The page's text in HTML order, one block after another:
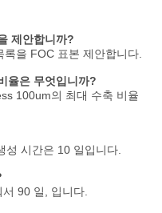
제안합니까?
을 FOC 표본 제안합니다.
율은 무엇입니까?
100um의 최대 수축 비율
성 시간은 10 일입니다.
90 일, 입니다.